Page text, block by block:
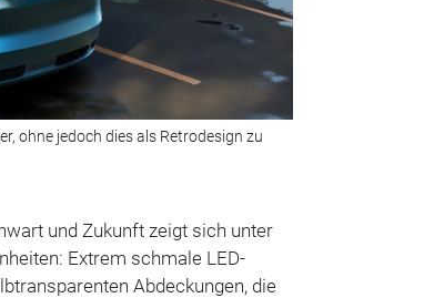
ohne jedoch dies als Retrodesign zu
und Zukunft zeigt sich unter
Extrem schmale LED-
Abdeckungen, die